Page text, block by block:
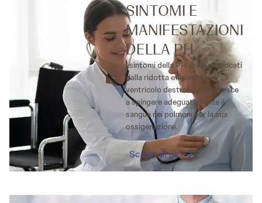
SINTOMI E
MANIFESTAZIONI
DELLA PH
I sintomi della PH sono provocati
dalla ridotta efficienza del
ventricolo destro che non riesce
a spingere adeguatamente il
sangue nei polmoni per la sua
ossigenazione.
Scopri di più